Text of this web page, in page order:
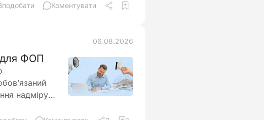
Коментувати
06.08.2026
для ФОП
надміру